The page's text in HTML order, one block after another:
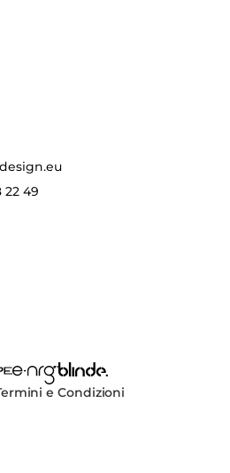
22 49
Heaters
e-NRG Bioethanol
Blinde Design
e Condizioni